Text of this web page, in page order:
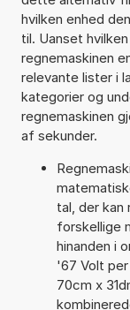
hvilken enhed
til. Uanset
regnemaskinen
relevante lister i
kategorier og
regnemaskinen
af sekunder.
tal, der
forskellige
hinanden i
'67 Volt
70cm x